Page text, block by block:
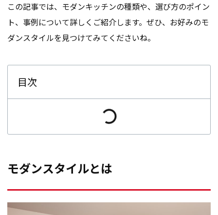
この記事では、モダンキッチンの種類や、選び方のポイン
ト、事例について詳しくご紹介します。ぜひ、お好みのモ
ダンスタイルを見つけてみてくださいね。
目次
モダンスタイルとは